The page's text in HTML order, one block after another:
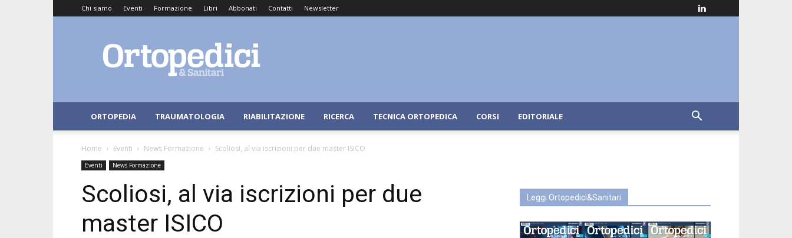
Chi siamo Eventi Formazione Libri Abbonati Contatti Newsletter
e
Sanitari
ORTOPEDIA TRAUMATOLOGIA RIABILITAZIONE RICERCA TECNICA ORTOPEDICA CORSI EDITORIALE
Home Eventi News Formazione Scoliosi, al via iscrizioni per due master ISICO
Eventi News Formazione
Scoliosi, al via iscrizioni per due
master ISICO
Leggi Ortopedici&Sanitari